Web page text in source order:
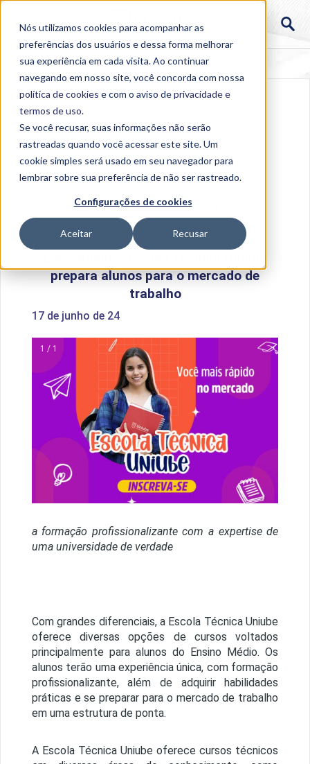
Nós utilizamos cookies para acompanhar as
preferências dos usuários e dessa forma melhorar
sua experiência em cada visita. Ao continuar
navegando em nosso site, você concorda com nossa
política de cookies e com o aviso deprivacidade e
termos de uso.
Se você recusar, suas informações não serão
rastreadas quando você acessar este site. Um
cookie simples será usado em seu navegador para
lembrar sobre sua preferência de não ser rastreado.
Configurações de cookies
Aceitar Recusar
Lançamento: Escola Técnica Uniube prepara alunos
para o mercado de trabalho
prepara alunos para o mercado de
trabalho
17 de junho de 24
1 / 1
a formação profissionalizante com a expertise de
uma universidade de verdade
Com grandes diferenciais, a Escola Técnica Uniube
oferece diversas opções de cursos voltados
principalmente para alunos do Ensino Médio. Os
alunos terão uma experiência única, com formação
profissionalizante, além de adquirir habilidades
práticas e se preparar para o mercado de trabalho
em uma estrutura de ponta.
A Escola Técnica Uniube oferece cursos técnicos